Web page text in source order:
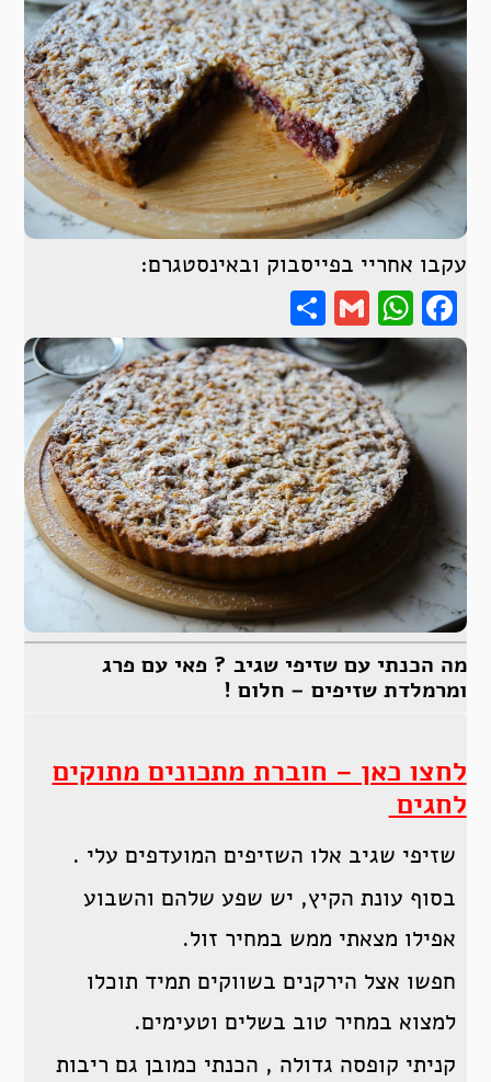
עקבו אחריי בפייסבוק ובאינסטגרם:
Facebook
WhatsApp
Gmail
מה הכנתי עם שזיפי שגיב ? פאי עם פרג
ומרמלדת שזיפים – חלום !
לחצו כאן – חוברת מתכונים מתוקים
לחגים
שזיפי שגיב אלו השזיפים המועדפים עלי .
בסוף עונת הקיץ, יש שפע שלהם והשבוע
אפילו מצאתי ממש במחיר זול.
חפשו אצל הירקנים בשווקים תמיד תוכלו
למצוא במחיר טוב בשלים וטעימים.
קניתי קופסה גדולה , הכנתי כמובן גם ריבות